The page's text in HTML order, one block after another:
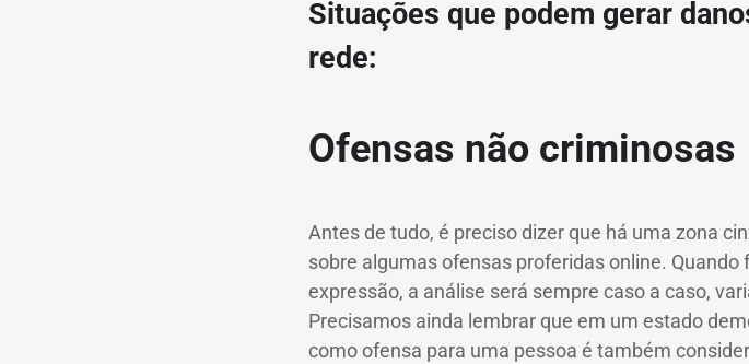
Situações que podem gerar
rede:
Ofensas não criminosas
Antes de tudo, é preciso dizer que há uma zona
sobre algumas ofensas proferidas online.
expressão, a análise será sempre caso a caso,
Precisamos ainda lembrar que em um estado
como ofensa para uma pessoa é também